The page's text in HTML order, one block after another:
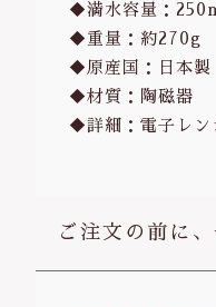
◆満水容量：
◆重量：約270g
◆原産国：日本製
◆材質：陶磁器
◆詳細：電子レン
ご注文の前に